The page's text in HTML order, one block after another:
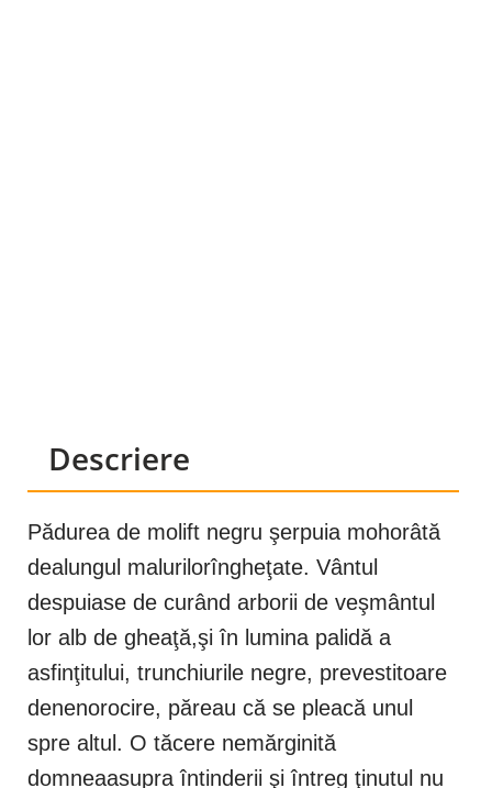
Descriere
Pădurea de molift negru şerpuia mohorâtă
dealungul malurilorîngheţate. Vântul
despuiase de curând arborii de veşmântul
lor alb de gheaţă,şi în lumina palidă a
asfinţitului, trunchiurile negre, prevestitoare
denenorocire, păreau că se pleacă unul
spre altul. O tăcere nemărginită
domneaasupra întinderii şi întreg ţinutul nu